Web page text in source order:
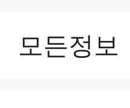
모든정보